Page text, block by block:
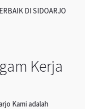
DI SIDOARJO
Kerja
Kami adalah